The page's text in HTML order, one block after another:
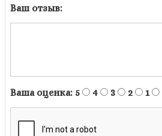
Ваш отзыв:
Ваша оценка: 5 4 3 2 1